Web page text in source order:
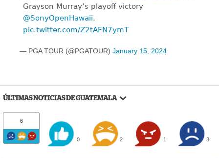
Grayson Murray’s playoff victory
@SonyOpenHawaii.
pic.twitter.com/Z2tAFN7ymT
— PGA TOUR (@PGATOUR) January 15, 2024
ÚLTIMAS NOTICIAS DE GUATEMALA
6
0 2 1 3